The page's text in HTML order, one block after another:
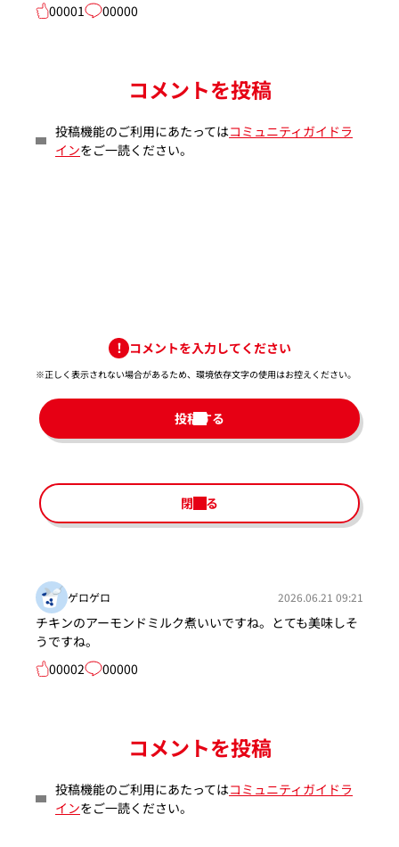
00001
00000
コメントを投稿
投稿機能のご利用にあたってはコミュニティガイドラ
インをご一読ください。
コメントを入力してください
※正しく表示されない場合があるため、環境依存文字の使用はお控えください。​
投稿する
閉じる
ゲロゲロ 2026.06.21 09:21
チキンのアーモンドミルク煮いいですね。とても美味しそ
うですね。
00002
00000
コメントを投稿
投稿機能のご利用にあたってはコミュニティガイドラ
インをご一読ください。